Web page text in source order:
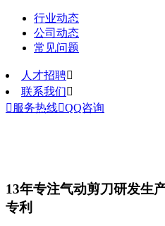
行业动态
公司动态
常见问题
人才招聘
联系我们
 服务热线QQ咨询
13年专注气动剪刀研发生
专利